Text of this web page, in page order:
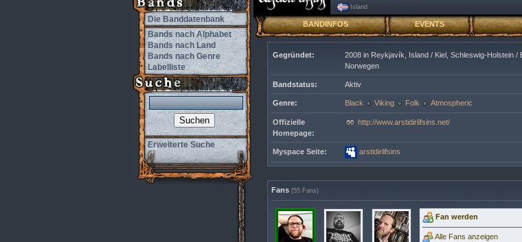
Die Banddatenbank
Bands nach Alphabet
Bands nach Land
Bands nach Genre
Labelliste
Erweiterte Suche
Island
BANDINFOS EVENTS
Gegründet:
2008 in Reykjavík, Island / Kiel, Schleswig-Holstein /
Norwegen
Bandstatus: Aktiv
Genre: Black Viking Folk Atmospheric
Offizielle
Homepage:
http://www.arstidirlifsins.net/
Myspace Seite: arstidirlifsins
Fans (55 Fans)
Fan werden
Alle Fans anzeigen